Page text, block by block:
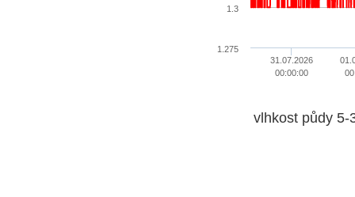
31.07.2026
00:00:00
1.275
1.3
vlhkost půdy 5-